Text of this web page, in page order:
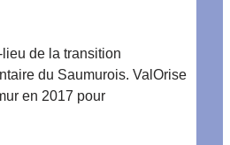
lieu de la transition
du Saumurois. ValOrise
en 2017 pour